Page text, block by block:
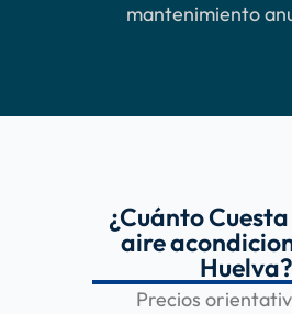
mantenimiento
¿Cuánto
aire
Huelva?
Precios